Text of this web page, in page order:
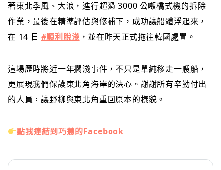
著東北季風、大浪，進行超過 3000 公噸橋式機的拆除
作業，最後在精準評估與修補下，成功讓船體浮起來，
在 14 日 #順利脫淺 ，並在昨天正式拖往韓國處置。
這場歷時將近一年擱淺事件，不只是單純移走一艘船，
更展現我們保護東北角海岸的決心。謝謝所有辛勤付出
的人員，讓野柳與東北角重回原本的樣貌。
點我連結到巧慧的Facebook